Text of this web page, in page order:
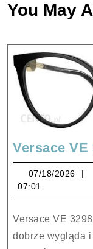
You May
Versace VE
07/18/2026
07:01
Versace VE 3298B GB1 55-17-140 – styl, który
dobrze wygląda